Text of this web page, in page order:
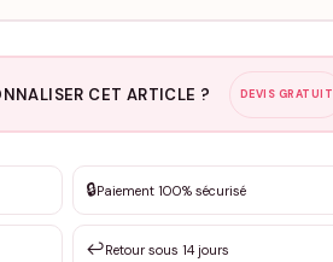
CET ARTICLE ? DEVIS GRATUIT
de 3 à 10€ selon la demande
🔒Paiement 100% sécurisé
↩️Retour sous 14 jours